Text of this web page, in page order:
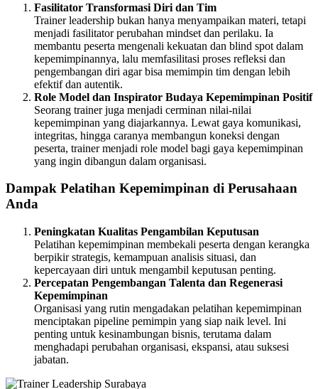
Fasilitator Transformasi Diri dan Tim
Trainer leadership bukan hanya menyampaikan materi, tetapi
menjadi fasilitator perubahan mindset dan perilaku. Ia
membantu peserta mengenali kekuatan dan blind spot dalam
kepemimpinannya, lalu memfasilitasi proses refleksi dan
pengembangan diri agar bisa memimpin tim dengan lebih
efektif dan autentik.
Role Model dan Inspirator Budaya Kepemimpinan Positif
Seorang trainer juga menjadi cerminan nilai-nilai
kepemimpinan yang diajarkannya. Lewat gaya komunikasi,
integritas, hingga caranya membangun koneksi dengan
peserta, trainer menjadi role model bagi gaya kepemimpinan
yang ingin dibangun dalam organisasi.
Dampak Pelatihan Kepemimpinan di Perusahaan
Anda
Peningkatan Kualitas Pengambilan Keputusan
Pelatihan kepemimpinan membekali peserta dengan kerangka
berpikir strategis, kemampuan analisis situasi, dan
kepercayaan diri untuk mengambil keputusan penting.
Percepatan Pengembangan Talenta dan Regenerasi
Kepemimpinan
Organisasi yang rutin mengadakan pelatihan kepemimpinan
menciptakan pipeline pemimpin yang siap naik level. Ini
penting untuk kesinambungan bisnis, terutama dalam
menghadapi perubahan organisasi, ekspansi, atau suksesi
jabatan.